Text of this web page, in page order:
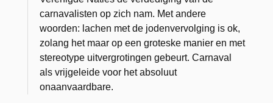
carnavalisten op zich nam. Met andere
woorden: lachen met de jodenvervolging is ok,
zolang het maar op een groteske manier en met
stereotype uitvergrotingen gebeurt. Carnaval
als vrijgeleide voor het absoluut
onaanvaardbare.